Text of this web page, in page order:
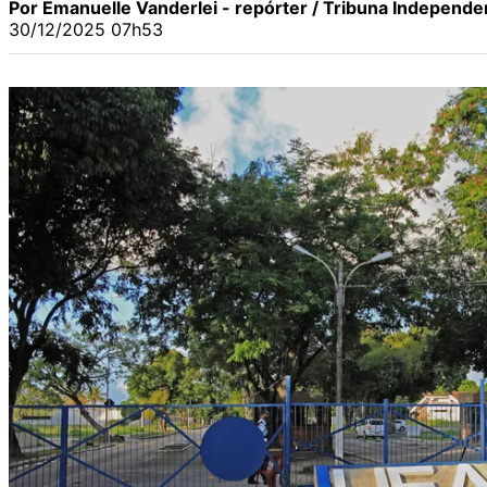
Por Emanuelle Vanderlei - repórter / Tribuna
30/12/2025 07h53